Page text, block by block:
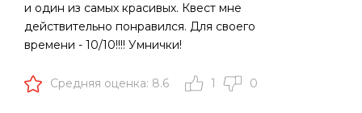
и один из самых красивых. Квест мне
действительно понравился. Для своего
времени - 10/10!!!! Умнички!
Средняя оценка: 8.6 1 0